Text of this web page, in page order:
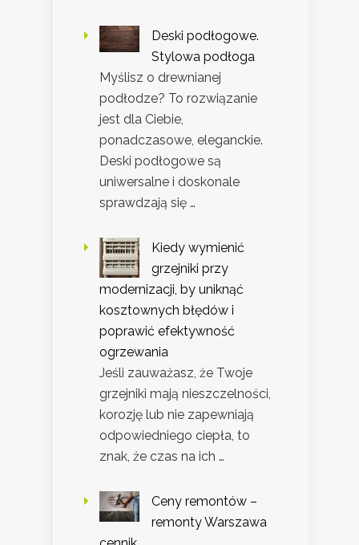
Deski podłogowe.
Stylowa podłoga
Myślisz o drewnianej
podłodze? To rozwiązanie
jest dla Ciebie,
ponadczasowe, eleganckie.
Deski podłogowe są
uniwersalne i doskonale
sprawdzają się …
Kiedy wymienić
grzejniki przy
modernizacji, by uniknąć
kosztownych błędów i
poprawić efektywność
ogrzewania
Jeśli zauważasz, że Twoje
grzejniki mają nieszczelności,
korozję lub nie zapewniają
odpowiedniego ciepła, to
znak, że czas na ich …
Ceny remontów –
remonty Warszawa